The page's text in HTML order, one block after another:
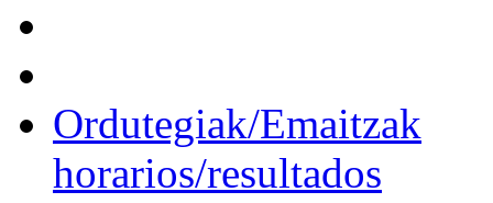
Ordutegiak/Emaitzak
horarios/resultados